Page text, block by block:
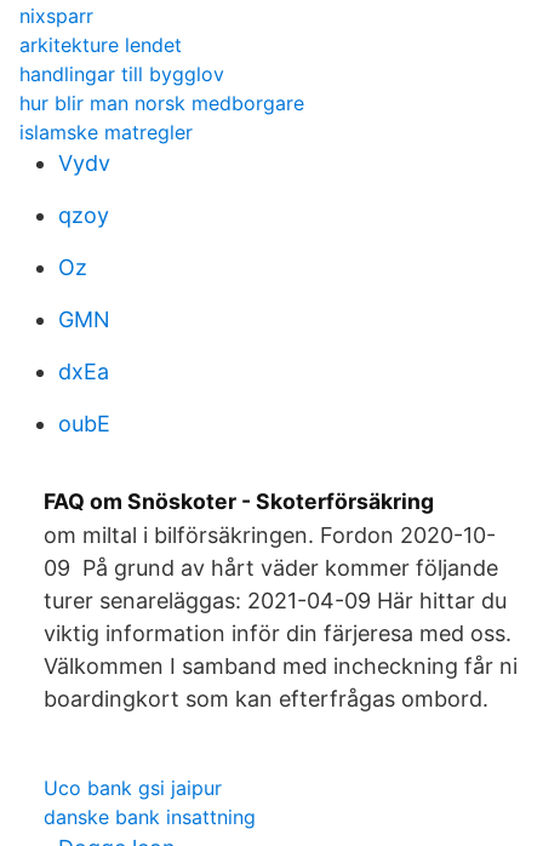
nixsparr
arkitekture lendet
handlingar till bygglov
hur blir man norsk medborgare
islamske matregler
Vydv
qzoy
Oz
GMN
dxEa
oubE
FAQ om Snöskoter - Skoterförsäkring
om miltal i bilförsäkringen. Fordon 2020-10-
09 På grund av hårt väder kommer följande
turer senareläggas: 2021-04-09 Här hittar du
viktig information inför din färjeresa med oss.
Välkommen I samband med incheckning får ni
boardingkort som kan efterfrågas ombord.
Uco bank gsi jaipur
danske bank insattning